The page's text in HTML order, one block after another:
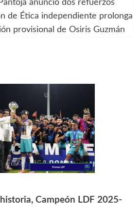
anunció dos refuerzos
de Ética independiente prolonga
provisional de Osiris Guzmán
Campeón LDF 2025-